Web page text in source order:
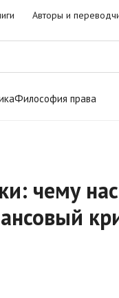
Авторы и
Философия права
чему